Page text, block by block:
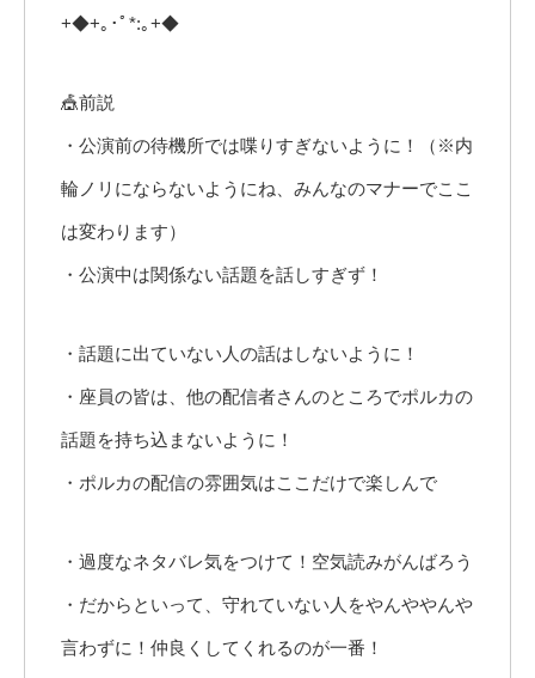
+◆+｡･ﾟ*:｡+◆
🎪前説
・公演前の待機所では喋りすぎないように！（※内
輪ノリにならないようにね、みんなのマナーでここ
は変わります）
・公演中は関係ない話題を話しすぎず！
・話題に出ていない人の話はしないように！
・座員の皆は、他の配信者さんのところでポルカの
話題を持ち込まないように！
・ポルカの配信の雰囲気はここだけで楽しんで
・過度なネタバレ気をつけて！空気読みがんばろう
・だからといって、守れていない人をやんややんや
言わずに！仲良くしてくれるのが一番！